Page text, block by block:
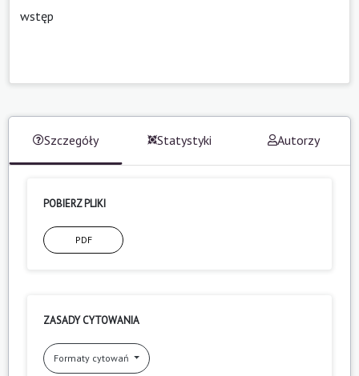
wstęp
Szczegóły Statystyki Autorzy
POBIERZ PLIKI
PDF
ZASADY CYTOWANIA
Formaty cytowań